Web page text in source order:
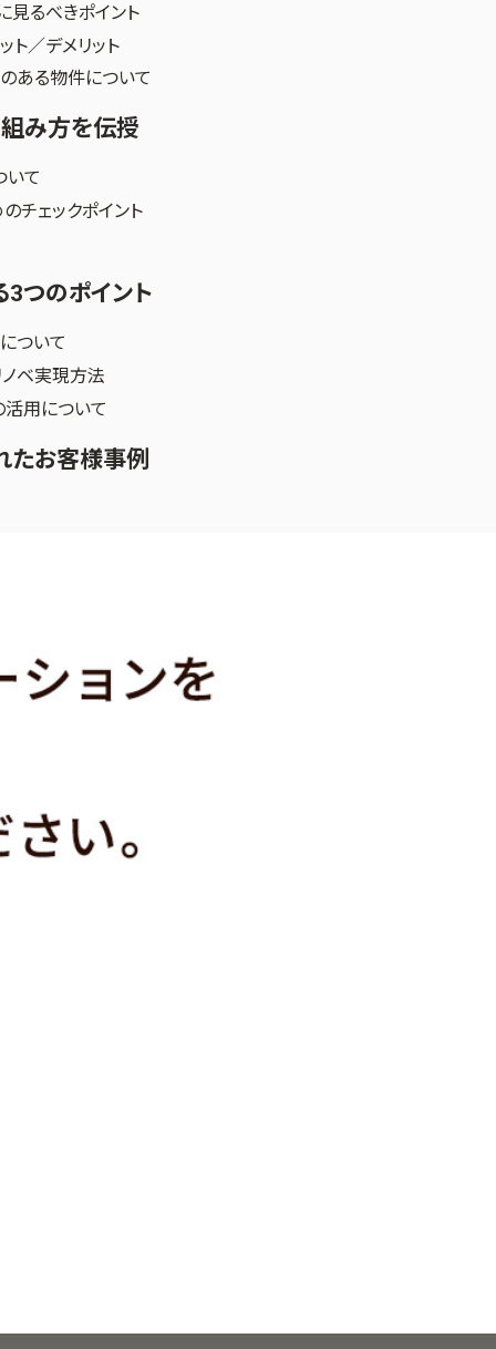
見るべきポイント
ト／デメリット
ある物件について
み方を伝授
いて
チェックポイント
3つのポイント
ついて
ベ実現方法
用について
たお客様事例